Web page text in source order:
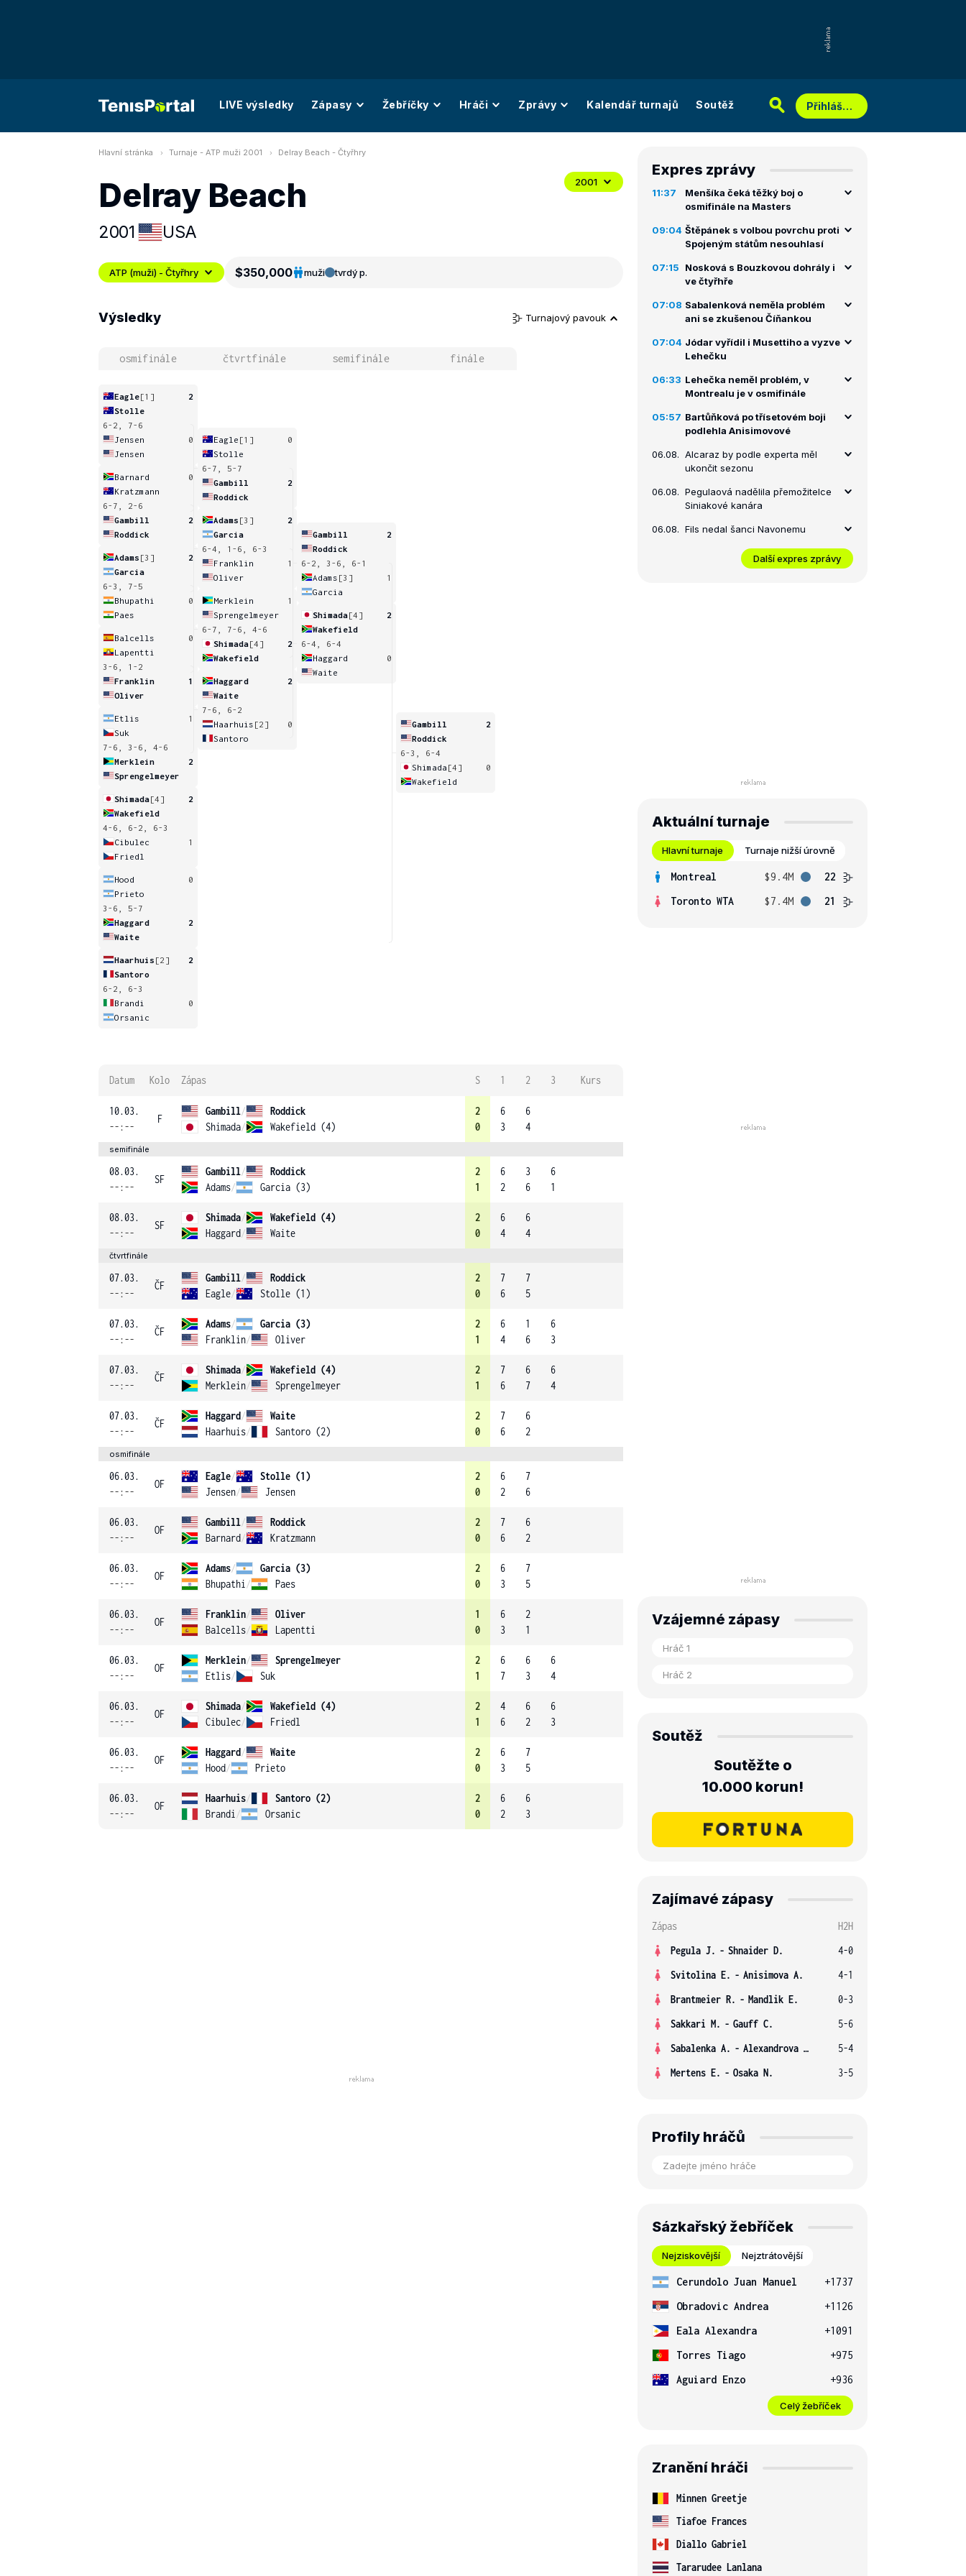
LIVE výsledky Zápasy Žebříčky Hráči Zprávy Kalendář turnajů Soutěž Přihlášení
Hlavní stránka Turnaje - ATP muži 2001 Delray Beach - Čtyřhry
Delray Beach
2001 USA
2001
ATP (muži) - Čtyřhry $350,000 muži tvrdý p.
Výsledky Turnajový pavouk
osmifinále čtvrtfinále semifinále finále
Eagle[1]
2
Stolle
6-2, 7-6
Jensen
0
Jensen
Barnard
0
Kratzmann
6-7, 2-6
Gambill
2
Roddick
Adams [3]
2
Garcia
6-3, 7-5
Bhupathi
0
Paes
Balcells
0
Lapentti
3-6, 1-2
Franklin
1
Oliver
Etlis
1
Suk
7-6, 3-6, 4-6
Merklein
2
Sprengelmeyer
Shimada[4]
2
Wakefield
4-6, 6-2, 6-3
Cibulec
1
Friedl
Hood
0
Prieto
3-6, 5-7
Haggard
2
Waite
Haarhuis [2]
2
Santoro
6-2, 6-3
Brandi
0
Orsanic
Eagle [1]
0
Stolle
6-7, 5-7
Gambill
2
Roddick
Adams [3]
2
Garcia
6-4, 1-6, 6-3
Franklin
1
Oliver
Merklein
1
Sprengelmeyer
6-7, 7-6, 4-6
Shimada[4]
2
Wakefield
Haggard
2
Waite
7-6, 6-2
Haarhuis [2]
0
Santoro
Gambill
2
Roddick
6-2, 3-6, 6-1
Adams [3]
1
Garcia
Shimada[4]
2
Wakefield
6-4, 6-4
Haggard
0
Waite
Gambill
2
Roddick
6-3, 6-4
Shimada [4]
0
Wakefield
Datum Kolo Zápas S 1 2 3 Kurs
10.03.
--:--
F
Gambill/
Roddick
Shimada/ Wakefield (4)
2
0
6
3
6
4
semifinále
08.03.
--:--
SF
Gambill/
Roddick
Adams/ Garcia (3)
2
1
6
2
3
6
6
1
08.03.
--:--
SF
Shimada/
Wakefield (4)
Haggard/ Waite
2
0
6
4
6
4
čtvrtfinále
07.03.
--:--
ČF
Gambill/
Roddick
Eagle/ Stolle (1)
2
0
7
6
7
5
07.03.
--:--
ČF
Adams/
Garcia (3)
Franklin/ Oliver
2
1
6
4
1
6
6
3
07.03.
--:--
ČF
Shimada/
Wakefield (4)
Merklein/ Sprengelmeyer
2
1
7
6
6
7
6
4
07.03.
--:--
ČF
Haggard/
Waite
Haarhuis/ Santoro (2)
2
0
7
6
6
2
osmifinále
06.03.
--:--
OF
Eagle/
Stolle (1)
Jensen/ Jensen
2
0
6
2
7
6
06.03.
--:--
OF
Gambill/
Roddick
Barnard/ Kratzmann
2
0
7
6
6
2
06.03.
--:--
OF
Adams/
Garcia (3)
Bhupathi / Paes
2
0
6
3
7
5
06.03.
--:--
OF
Franklin/
Oliver
Balcells/ Lapentti
1
0
6
3
2
1
06.03.
--:--
OF
Merklein/
Sprengelmeyer
Etlis/ Suk
2
1
6
7
6
3
6
4
06.03.
--:--
OF
Shimada/
Wakefield (4)
Cibulec/ Friedl
2
1
4
6
6
2
6
3
06.03.
--:--
OF
Haggard/
Waite
Hood/ Prieto
2
0
6
3
7
5
06.03.
--:--
OF
Haarhuis/
Santoro (2)
Brandi / Orsanic
2
0
6
2
6
3
Expres zprávy
11:37
Menšíka čeká těžký boj o
osmifinále na Masters
09:04 Štěpánek s volbou povrchu proti
Spojeným státům nesouhlasí
07:15
Nosková s Bouzkovou dohrály i
ve čtyřhře
07:08 Sabalenková neměla problém
ani se zkušenou Číňankou
07:04 Jódar vyřídil i Musettiho a vyzve
Lehečku
06:33 Lehečka neměl problém, v
Montrealu je v osmifinále
05:57 Bartůňková po třísetovém boji
podlehla Anisimovové
06.08. Alcaraz by podle experta měl
ukončit sezonu
06.08. Pegulaová nadělila přemožitelce
Siniakové kanára
06.08. Fils nedal šanci Navonemu
Další expres zprávy
Aktuální turnaje
Hlavní turnaje Turnaje nižší úrovně
Montreal $9.4M
22
Toronto WTA
$7.4M 21
Vzájemné zápasy
Soutěž
Soutěžte o
10.000 korun!
Zajímavé zápasy
Zápas
H2H
Pegula J. - Shnaider D.
4-0
Svitolina E. - Anisimova A.
4-1
Brantmeier R. - Mandlik E.
0-3
Sakkari M. - Gauff C.
5-6
Sabalenka A. - Alexandrova E.
5-4
Mertens E. - Osaka N. 3-5
Profily hráčů
Sázkařský žebříček
Nejziskovější Nejztrátovější
Cerundolo Juan Manuel
+1737
Obradovic Andrea
+1126
Eala Alexandra
+1091
Torres Tiago
+975
Aguiard Enzo
+936
Celý žebříček
Zranění hráči
Minnen Greetje
Tiafoe Frances
Diallo Gabriel
Tararudee Lanlana